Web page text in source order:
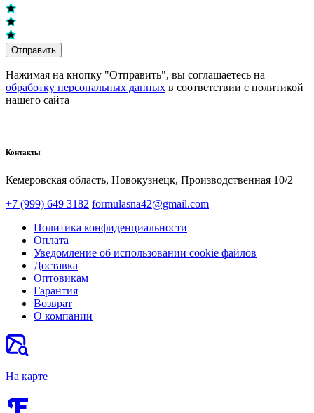
Отправить
Нажимая на кнопку "Отправить", вы соглашаетесь на
обработку персональных данных в соответствии с политикой
нашего сайта
Контакты
Кемеровская область, Новокузнецк,​ Производственная 10/2
+7 (999) 649 3182 formulasna42@gmail.com
Политика конфиденциальности
Оплата
Уведомление об использовании cookie файлов
Доставка
Оптовикам
Гарантия
Возврат
О компании
На карте